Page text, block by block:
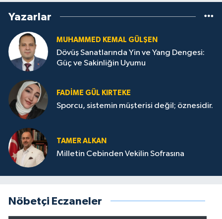
Yazarlar
MUHAMMED KEMAL GÜLŞEN
Dövüş Sanatlarında Yin ve Yang Dengesi:
Güç ve Sakinliğin Uyumu
FADIME GÜL KIRTEKE
Sporcu, sistemin müşterisi değil; öznesidir.
TAMER ALKAN
Milletin Cebinden Vekilin Sofrasına
Nöbetçi Eczaneler